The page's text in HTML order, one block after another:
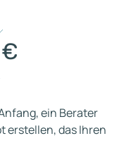
ein Berater
erstellen, das Ihren